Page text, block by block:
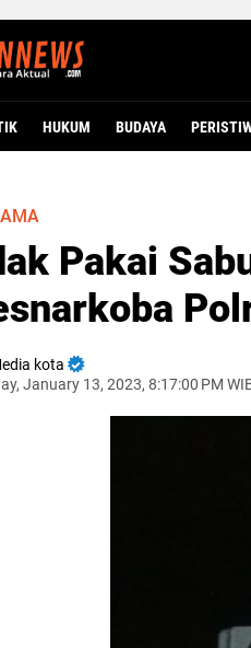
HUKUM BUDAYA
Pakai
kota
January 13, 2023, 8:17:00 PM